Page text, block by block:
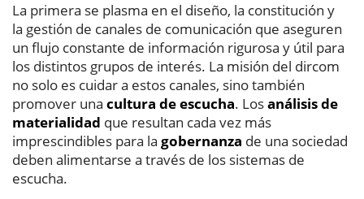
La primera se plasma en el diseño, la constitución y
la gestión de canales de comunicación que aseguren
un flujo constante de información rigurosa y útil para
los distintos grupos de interés. La misión del dircom
no solo es cuidar a estos canales, sino también
promover una cultura de escucha. Losanálisis de
materialidad que resultan cada vez más
imprescindibles para la gobernanza de una sociedad
deben alimentarse a través de los sistemas de
escucha.